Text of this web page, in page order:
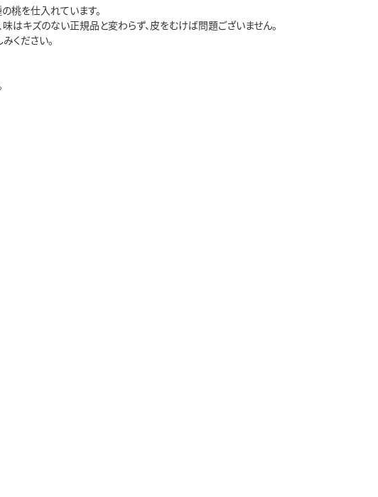
桃を仕入れています。
味はキズのない正規品と変わらず、皮をむけば問題ございません。
ください。